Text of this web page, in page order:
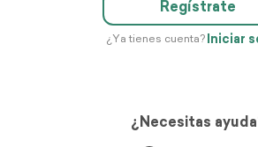
Regístrate
¿Ya tienes cuenta? Iniciar
¿Necesitas